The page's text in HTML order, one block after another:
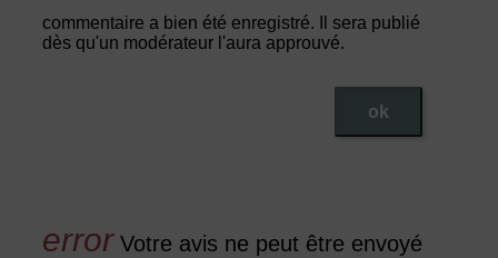
commentaire a bien été enregistré. Il sera publié
dès qu'un modérateur l'aura approuvé.
ok
Votre avis ne peut être envoyé